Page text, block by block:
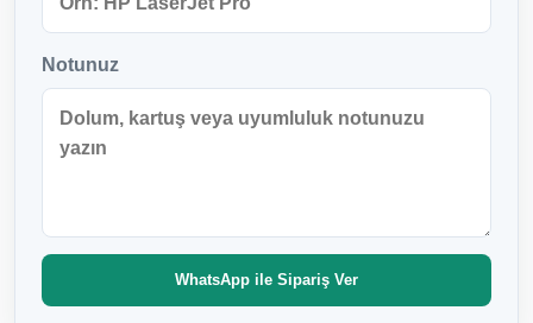
Notunuz
WhatsApp ile Sipariş Ver